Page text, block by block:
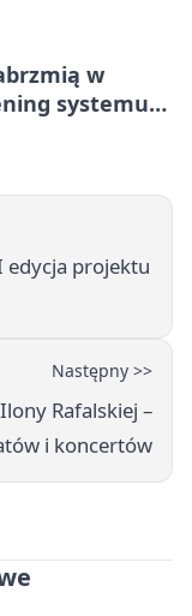
w
systemu
edycja projektu
Następny >>
Rafalskiej –
i koncertów